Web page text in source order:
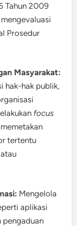
Tahun 2009
Prosedur
Masyarakat:
hak-hak publik,
focus
tertentu
Mengelola
aplikasi
pengaduan